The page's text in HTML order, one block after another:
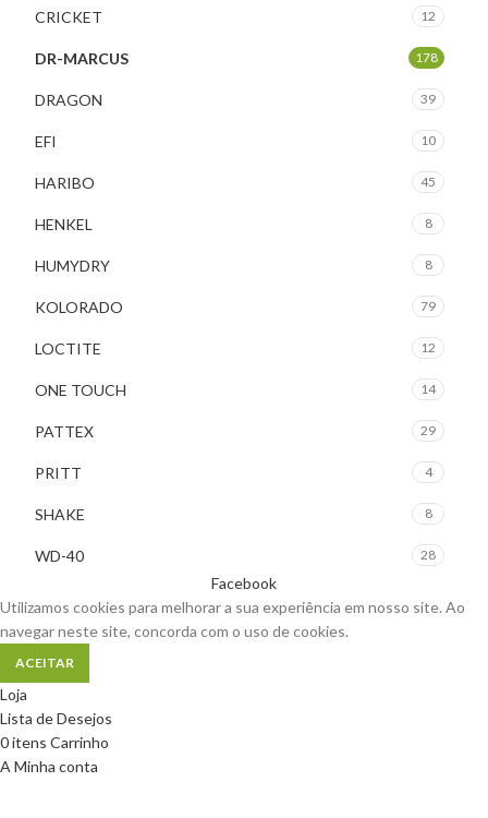
CRICKET 12
DR-MARCUS 178
DRAGON 39
EFI 10
HARIBO 45
HENKEL 8
HUMYDRY 8
KOLORADO 79
LOCTITE 12
ONE TOUCH 14
PATTEX 29
PRITT 4
SHAKE 8
WD-40 28
Facebook
Utilizamos cookies para melhorar a sua experiência em nosso site. Ao
navegar neste site, concorda com o uso de cookies.
ACEITAR
Loja
Lista de Desejos
0itens Carrinho
A Minha conta